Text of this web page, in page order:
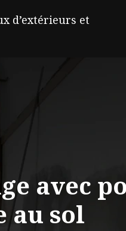
d’extérieurs et
avec
au sol